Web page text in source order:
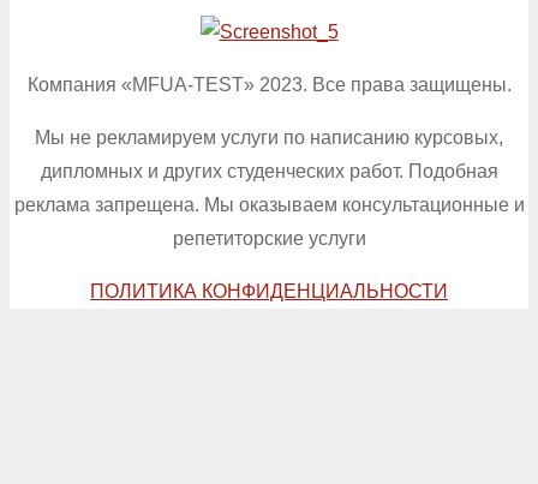
Компания «MFUA-TEST» 2023. Все права защищены.
Мы не рекламируем услуги по написанию курсовых,
дипломных и других студенческих работ. Подобная
реклама запрещена. Мы оказываем консультационные и
репетиторские услуги
ПОЛИТИКА КОНФИДЕНЦИАЛЬНОСТИ